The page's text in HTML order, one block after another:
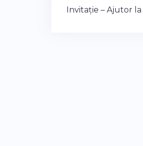
Post
Invitație – Ajutor